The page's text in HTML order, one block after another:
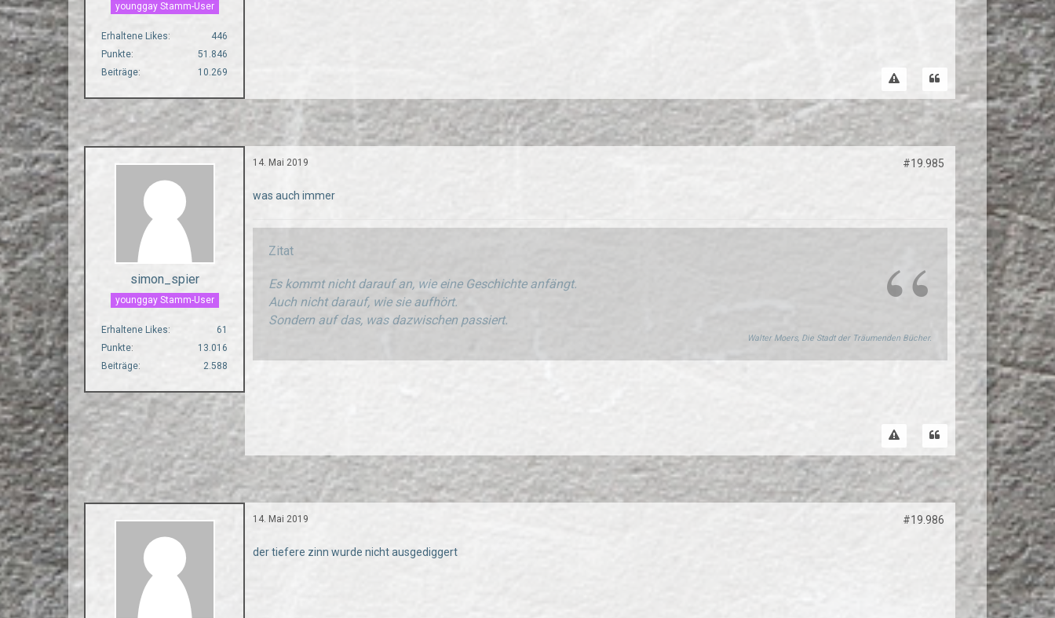
younggay Stamm-User
Erhaltene Likes
446
Punkte
51.846
Beiträge
10.269
simon_spier
younggay Stamm-User
Erhaltene Likes
61
Punkte
13.016
Beiträge
2.588
14. Mai 2019 #19.985
was auch immer
Zitat
Es kommt nicht darauf an, wie eine Geschichte anfängt.
Auch nicht darauf, wie sie aufhört.
Sondern auf das, was dazwischen passiert.
Walter Moers, Die Stadt der Träumenden Bücher.
14. Mai 2019 #19.986
der tiefere zinn wurde nicht ausgediggert